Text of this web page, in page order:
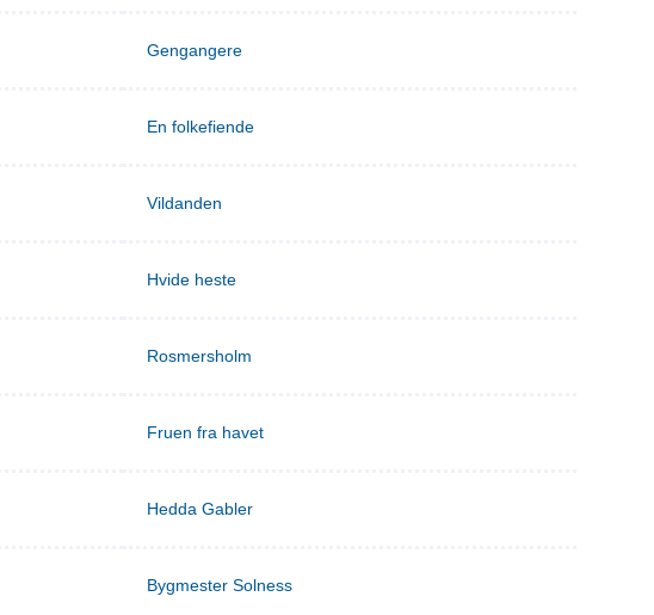
Gengangere
En folkefiende
Vildanden
Hvide heste
Rosmersholm
Fruen fra havet
Hedda Gabler
Bygmester Solness